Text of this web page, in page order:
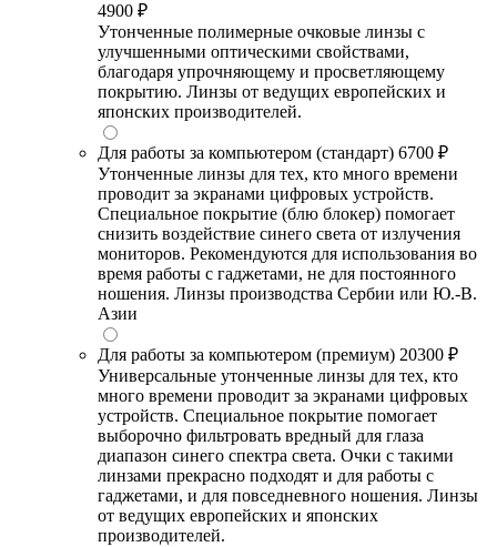
4900 ₽
Утонченные полимерные очковые линзы с
улучшенными оптическими свойствами,
благодаря упрочняющему и просветляющему
покрытию. Линзы от ведущих европейских и
японских производителей.
Для работы за компьютером (стандарт) 6700 ₽
Утонченные линзы для тех, кто много времени
проводит за экранами цифровых устройств.
Специальное покрытие (блю блокер) помогает
снизить воздействие синего света от излучения
мониторов. Рекомендуются для использования во
время работы с гаджетами, не для постоянного
ношения. Линзы производства Сербии или Ю.-В.
Азии
Для работы за компьютером (премиум) 20300 ₽
Универсальные утонченные линзы для тех, кто
много времени проводит за экранами цифровых
устройств. Специальное покрытие помогает
выборочно фильтровать вредный для глаза
диапазон синего спектра света. Очки с такими
линзами прекрасно подходят и для работы с
гаджетами, и для повседневного ношения. Линзы
от ведущих европейских и японских
производителей.